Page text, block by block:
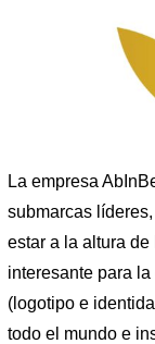
La empresa
submarcas
estar a la altura
interesante para
(logotipo e
todo el mundo e